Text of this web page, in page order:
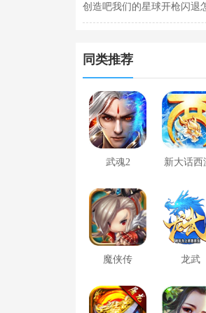
法合集
创造吧我们的星球开枪闪退
同类推荐
武魂2 新大话西
魔侠传 龙武